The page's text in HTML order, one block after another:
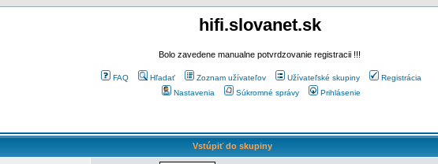
hifi.slovanet.sk
Bolo zavedene manualne potvrdzovanie registracii !!!
FAQ Hľadať Zoznam užívateľov Užívateľské skupiny
Registrácia
Nastavenia
Súkromné správy Prihlásenie
Vstúpiť do skupiny